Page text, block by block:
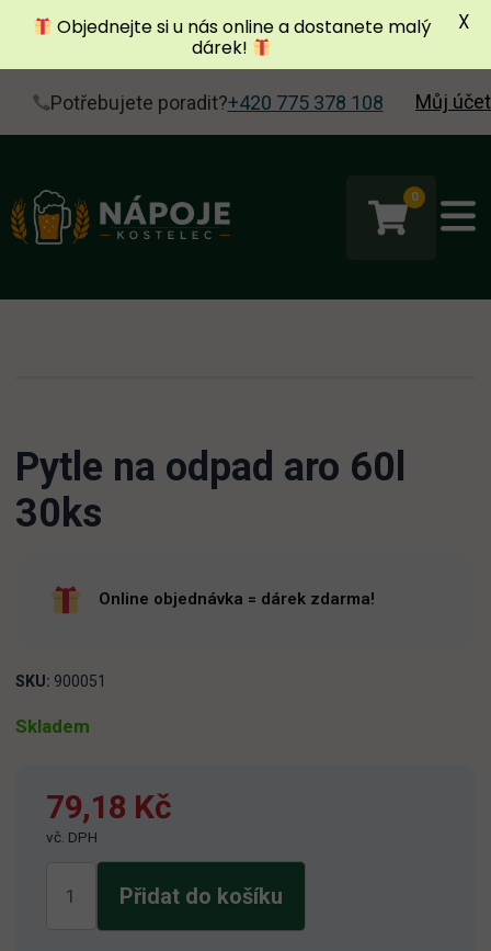
Potřebujete poradit?+420 775 378 108 Můj účet
0
Pytle na odpad aro 60l
30ks
Online objednávka = dárek zdarma!
SKU: 900051
Skladem
79,18 Kč
vč. DPH
Přidat do košíku
Objednejte si u nás online a dostanete malý
dárek!
X